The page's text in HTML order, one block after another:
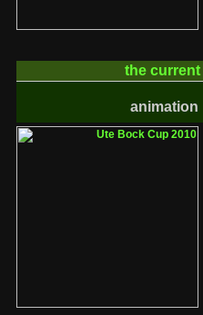
the current
animation